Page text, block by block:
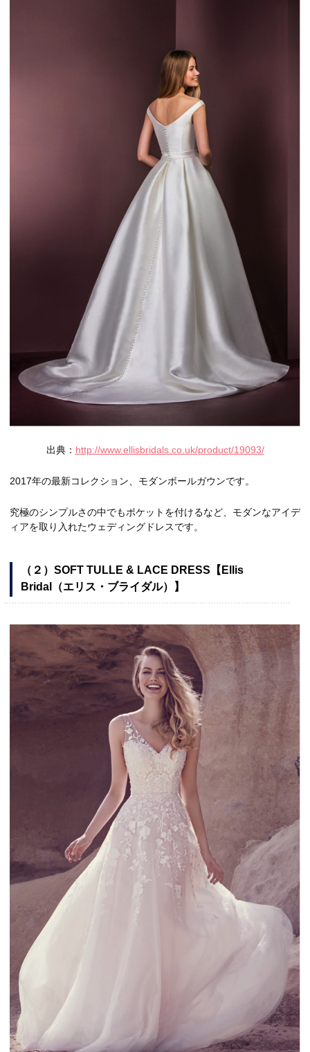
出典： http://www.ellisbridals.co.uk/product/19093/
2017年の最新コレクション、モダンボールガウンです。
究極のシンプルさの中でもポケットを付けるなど、モダンなアイデ
ィアを取り入れたウェディングドレスです。
（２）SOFT TULLE & LACE DRESS【Ellis
Bridal（エリス・ブライダル）】